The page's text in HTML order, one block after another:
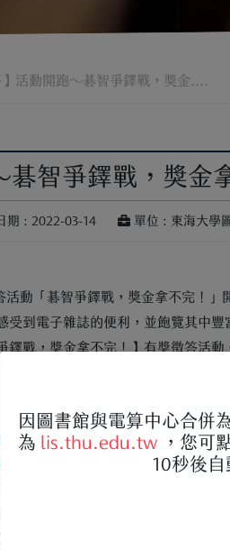
】活動開跑～碁智爭鐸戰，獎金....
碁智爭鐸戰，獎金
期 : 2022-03-14 單位 : 東海大學
動「碁智爭鐸戰，獎金拿不完！」
到電子雜誌的便利，並飽覽其中豐
戰，獎金拿不完！】有獎徵答活動
日)23:59
至「Walking Library電子雜誌」找資
。
因圖書館與電算中心合併
為
lis.thu.edu.tw ，您可
10秒後自